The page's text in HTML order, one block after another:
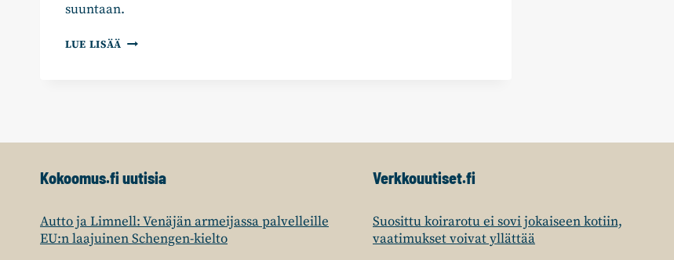
suuntaan.
LUE LISÄÄ PYRY
–
TULE
OLEMAANKAAN
Kokoomus.fi uutisia
Autto ja Limnell: Venäjän armeijassa palvelleille
EU:n laajuinen Schengen-kielto
Verkkouutiset.fi
Suosittu koirarotu ei sovi jokaiseen kotiin,
vaatimukset voivat yllättää